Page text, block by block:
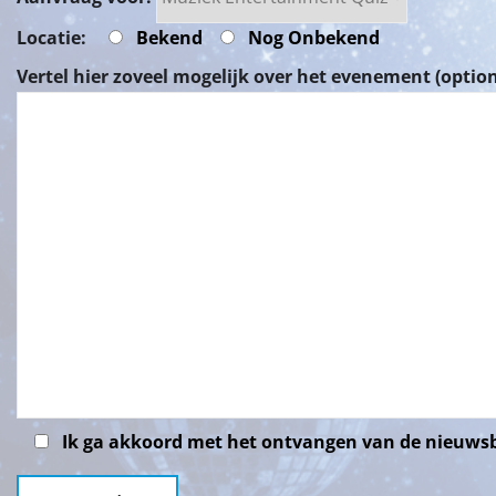
Locatie:
Bekend
Nog Onbekend
Vertel hier zoveel mogelijk over het evenement
Ik ga akkoord met het ontvangen van de